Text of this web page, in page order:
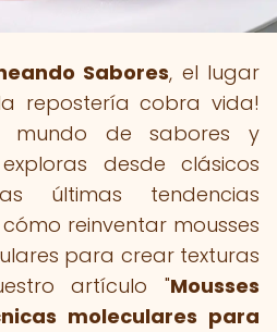
Sabores, el lugar
repostería cobra vida!
mundo de sabores y
desde clásicos
últimas tendencias
reinventar mousses
para crear texturas
artículo "Mousses
moleculares para